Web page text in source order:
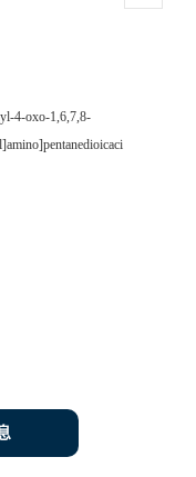
4-oxo-1,6,7,8-